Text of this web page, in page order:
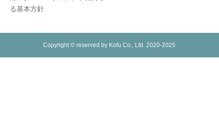
る基本方針
Copyright © reserved by Kofu Co., Ltd. 2020-2025